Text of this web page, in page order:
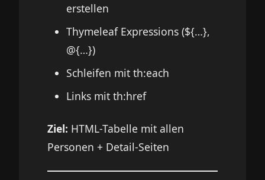
erstellen
Thymeleaf Expressions (${…},
@{…})
Schleifen mit th:each
Links mit th:href
Ziel: HTML-Tabelle mit allen
Personen + Detail-Seiten